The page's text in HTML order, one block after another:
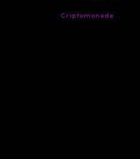
Criptomonede